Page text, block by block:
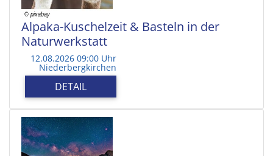
Alpaka-Kuschelzeit & Basteln in der
Naturwerkstatt
12.08.2026 09:00 Uhr
Niederbergkirchen
DETAIL